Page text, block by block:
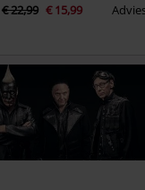
€ 22,99 € 15,99